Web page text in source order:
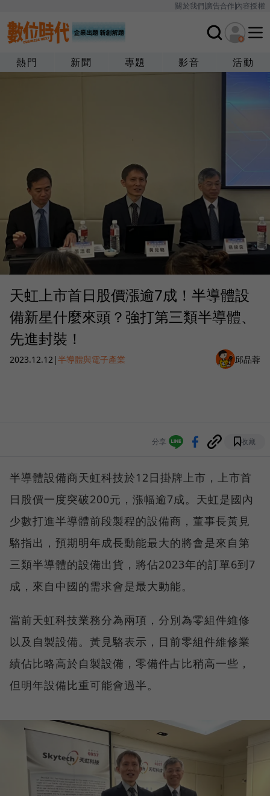
關於我們廣告合作內容授權
熱門 新聞 專題 影音 活動
天虹上市首日股價漲逾7成！半導體設
備新星什麼來頭？強打第三類半導體、
先進封裝！
2023.12.12 |半導體與電子產業 邱品蓉
分享 收藏
半導體設備商天虹科技於12日掛牌上市，上市首
日股價一度突破200元，漲幅逾7成。天虹是國內
少數打進半導體前段製程的設備商，董事長黃見
駱指出，預期明年成長動能最大的將會是來自第
三類半導體的設備出貨，將佔2023年的訂單6到7
成，來自中國的需求會是最大動能。
當前天虹科技業務分為兩項，分別為零組件維修
以及自製設備。黃見駱表示，目前零組件維修業
績佔比略高於自製設備，零備件占比稍高一些，
但明年設備比重可能會過半。